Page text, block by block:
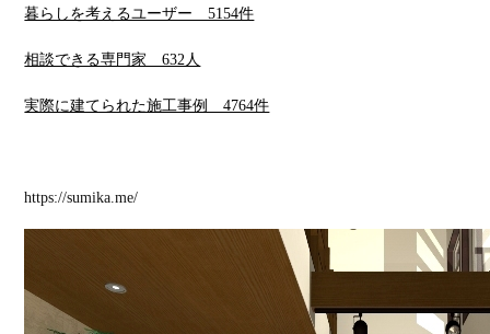
暮らしを考えるユーザー 5154件
相談できる専門家 632人
実際に建てられた施工事例 4764件
https://sumika.me/